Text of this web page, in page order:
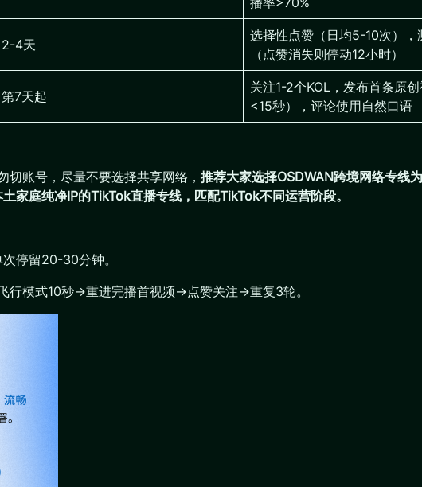
2-4天
选择性点赞（日均5-10次），
（点赞消失则停动12小时）
第7天起
关注1-2个KOL，发布首条原
<15秒），评论使用自然口语
切账号，尽量不要选择共享网络， 推荐大家选择OSDWAN跨境网络专线
家庭纯净IP的TikTok直播专线，匹配TikTok不同运营阶段。
停留20-30分钟。
行模式10秒→重进完播首视频→点赞关注→重复3轮。